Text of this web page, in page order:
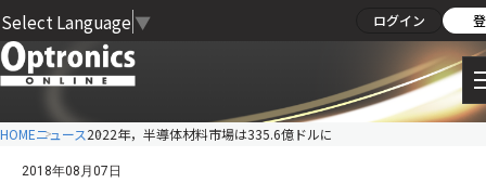
Select Language ▼ ログイン
HOMEニュース2022年，半導体材料市場は335.6億ドルに
2018年08月07日